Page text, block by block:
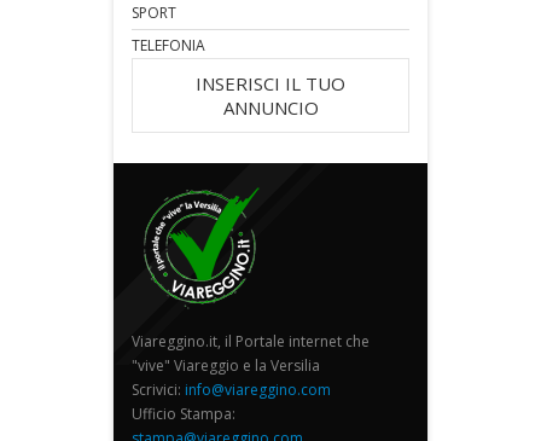
SPORT
TELEFONIA
INSERISCI IL TUO
ANNUNCIO
Viareggino.it, il Portale internet che
"vive" Viareggio e la Versilia
Scrivici: info@viareggino.com
Ufficio Stampa: